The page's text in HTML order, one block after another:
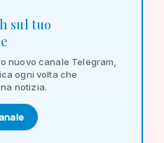
sul tuo
nuovo canale Telegram,
ogni volta che
notizia.